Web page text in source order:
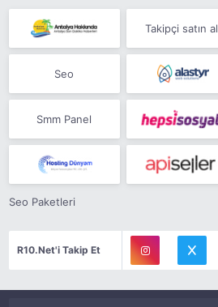
Takipçi satın al
Seo
Smm Panel
Seo Paketleri
R10.Net'i Takip Et